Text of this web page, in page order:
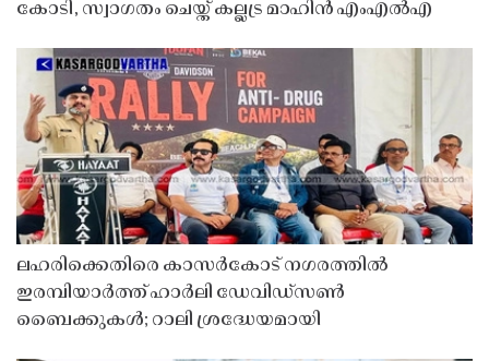
കോടി, സ്വാഗതം ചെയ്ത് കല്ലട്ര മാഹിൻ എംഎൽഎ
ലഹരിക്കെതിരെ കാസർകോട് നഗരത്തിൽ
ഇരമ്പിയാർത്ത് ഹാർലി ഡേവിഡ്‌സൺ
ബൈക്കുകൾ; റാലി ശ്രദ്ധേയമായി